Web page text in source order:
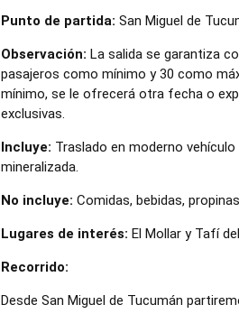
Punto de partida: San Miguel de
Observación: La salida se garantiza
pasajeros como mínimo y 30 como
mínimo, se le ofrecerá otra fecha o
exclusivas.
Incluye: Traslado en moderno
mineralizada.
No incluye: Comidas, bebidas,
Lugares de interés: El Mollar y Tafí
Recorrido:
Desde San Miguel de Tucumán